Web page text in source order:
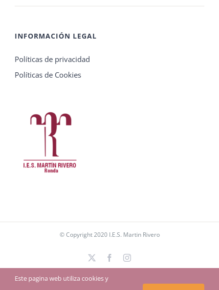
INFORMACIÓN LEGAL
Políticas de privacidad
Políticas de Cookies
© Copyright 2020 I.E.S. Martin Rivero
FacebookInstagram
Este pagina web utiliza cookies y